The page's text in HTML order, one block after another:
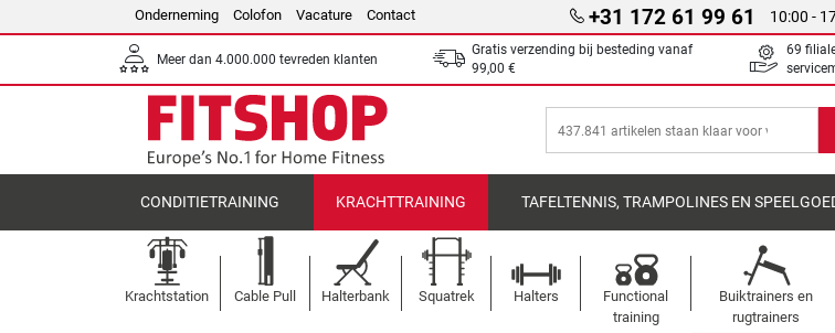
Onderneming Colofon Vacature Contact +31 172 61 99 61 10:00 -
Meer dan 4.000.000 tevreden klanten
Gratis verzending bij besteding vanaf
99,00 €
69
CONDITIETRAINING KRACHTTRAINING TAFELTENNIS, TRAMPOLINES EN
Krachtstation Cable Pull Halterbank Squatrek Halters
Functional
training
Buiktrainers en
rugtrainers